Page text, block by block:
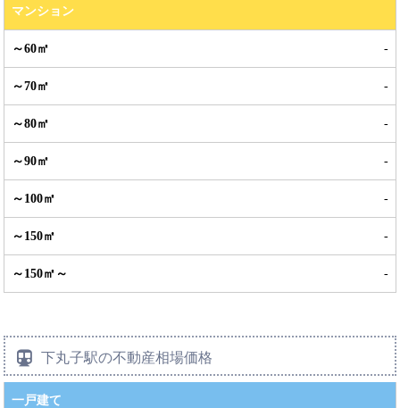
マンション
-
-
-
-
-
-
-
下丸子駅の不動産相場価格
一戸建て